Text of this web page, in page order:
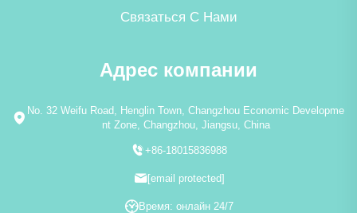
Связаться С Нами
Адрес компании
No. 32 Weifu Road, Henglin Town, Changzhou Economic Developme
nt Zone, Changzhou, Jiangsu, China
+86-18015836988
[email protected]
Время: онлайн 24/7